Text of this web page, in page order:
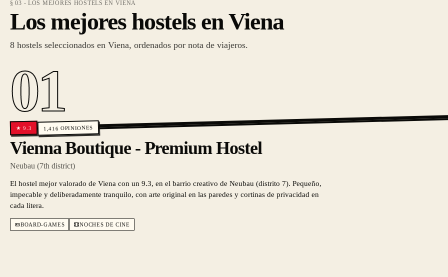
§ 03 - LOS MEJORES HOSTELS EN VIENA
Los mejores hostels en Viena
8 hostels seleccionados en Viena, ordenados por nota de viajeros.
01
★9.3 1,416 OPINIONES
Vienna Boutique - Premium Hostel
Neubau (7th district)
El hostel mejor valorado de Viena con un 9.3, en el barrio creativo de Neubau (distrito 7). Pequeño,
impecable y deliberadamente tranquilo, con arte original en las paredes y cortinas de privacidad en
cada litera.
BOARD-GAMES
NOCHES DE CINE